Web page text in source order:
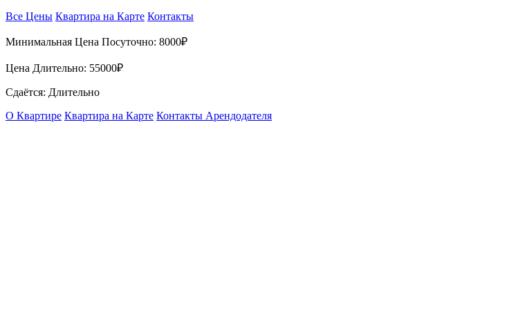
Все Цены Квартира на Карте Контакты
Минимальная Цена Посуточно: 8000₽
Цена Длительно: 55000₽
Сдаётся: Длительно
О Квартире Квартира на Карте Контакты Арендодателя